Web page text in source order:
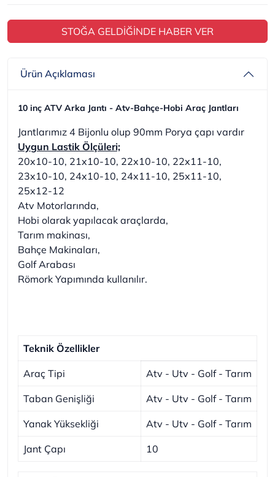
STOĞA GELDİĞİNDE HABER VER
Ürün Açıklaması
10 inç ATV Arka Jantı - Atv-Bahçe-Hobi Araç Jantları
Jantlarımız 4 Bijonlu olup 90mm Porya çapı vardır
Uygun Lastik Ölçüleri;
20x10-10, 21x10-10, 22x10-10, 22x11-10,
23x10-10, 24x10-10, 24x11-10, 25x11-10,
25x12-12
Atv Motorlarında,
Hobi olarak yapılacak araçlarda,
Tarım makinası,
Bahçe Makinaları,
Golf Arabası
Römork Yapımında kullanılır.
Teknik Özellikler
Araç Tipi Atv - Utv - Golf - Tarım
Taban Genişliği Atv - Utv - Golf - Tarım
Yanak Yüksekliği Atv - Utv - Golf - Tarım
Jant Çapı 10